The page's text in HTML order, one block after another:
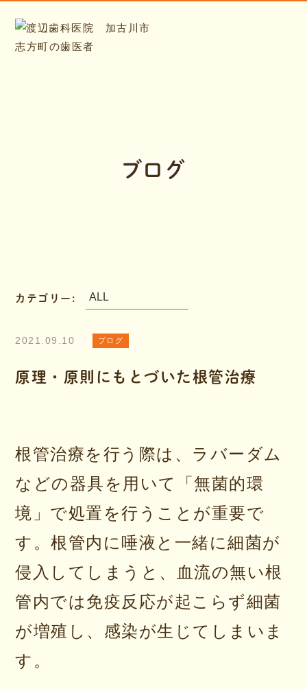
ブログ
カテゴリー:
2021.09.10 ブログ
原理・原則にもとづいた根管治療
根管治療を行う際は、ラバーダム
などの器具を用いて「無菌的環
境」で処置を行うことが重要で
す。根管内に唾液と一緒に細菌が
侵入してしまうと、血流の無い根
管内では免疫反応が起こらず細菌
が増殖し、感染が生じてしまいま
す。